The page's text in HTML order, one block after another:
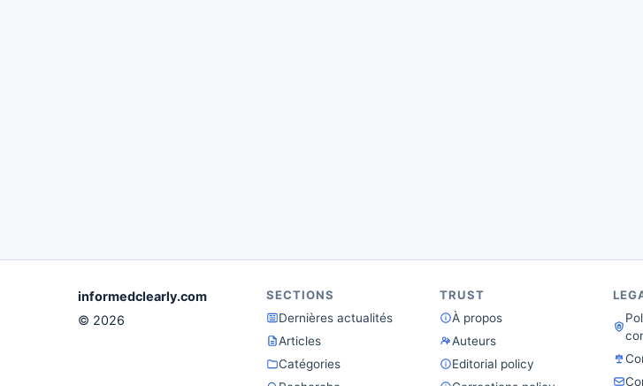
informedclearly.com
© 2026
SECTIONS
Dernières actualités
Articles
Catégories
TRUST
À propos
Auteurs
Editorial policy